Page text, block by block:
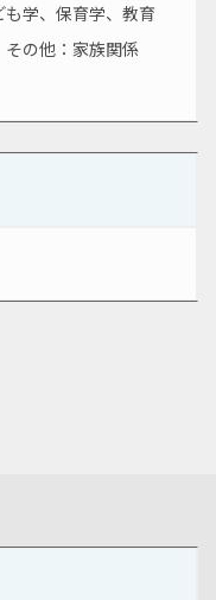
学、保育学、教育
の他：家族関係